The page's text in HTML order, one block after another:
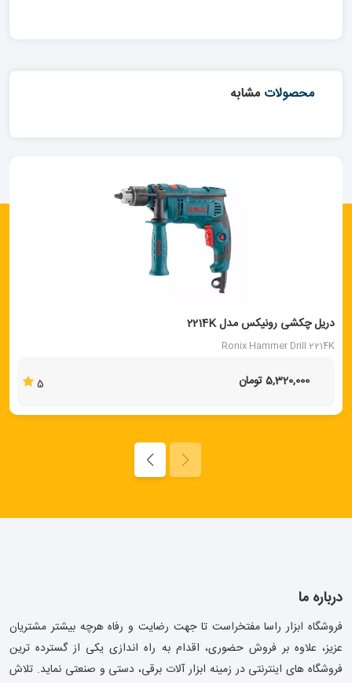
محصولات مشابه
دریل چکشی رونیکس مدل 2214K
Ronix Hammer Drill 2214K
5,320,000 تومان 5
درباره ما
فروشگاه ابزار راسا مفتخراست تا جهت رضایت و رفاه هرچه بیشتر مشتریان
عزیز، علاوه بر فروش حضوری، اقدام به راه اندازی یکی از گسترده ترین
فروشگاه های اینترنتی در زمینه ابزار آلات برقی، دستی و صنعتی نماید. تلاش